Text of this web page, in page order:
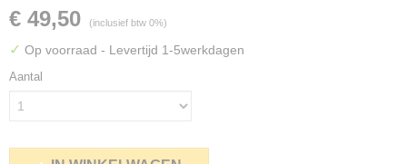
€ 49,50 (inclusief btw 0%)
✓ Op voorraad - Levertijd 1-5werkdagen
Aantal